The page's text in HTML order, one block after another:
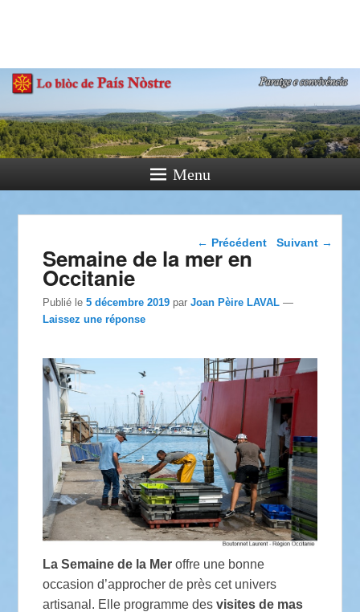
Paratge e Convivència
Menu
Navigation dans les
← Précédent Suivant →
Semaine de la mer en
Occitanie
Publié le5 décembre 2019 parJoan Pèire LAVAL —
Laissez une réponse
La Semaine de la Mer offre une bonne
occasion d’approcher de près cet univers
artisanal. Elle programme desvisites de mas